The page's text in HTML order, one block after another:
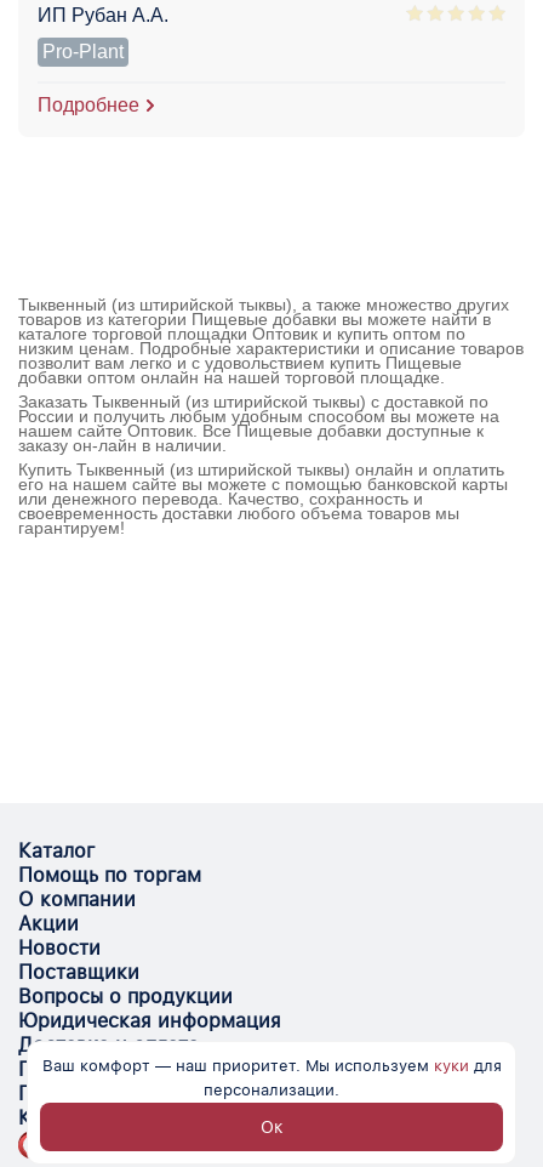
ИП Рубан А.А.
Pro-Plant
Подробнее
Тыквенный (из штирийской тыквы), а также множество других
товаров из категории Пищевые добавки вы можете найти в
каталоге торговой площадки Оптовик и купить оптом по
низким ценам. Подробные характеристики и описание товаров
позволит вам легко и с удовольствием купить Пищевые
добавки оптом онлайн на нашей торговой площадке.
Заказать Тыквенный (из штирийской тыквы) с доставкой по
России и получить любым удобным способом вы можете на
нашем сайте Оптовик. Все Пищевые добавки доступные к
заказу он-лайн в наличии.
Купить Тыквенный (из штирийской тыквы) онлайн и оплатить
его на нашем сайте вы можете с помощью банковской карты
или денежного перевода. Качество, сохранность и
своевременность доставки любого объема товаров мы
гарантируем!
Каталог
Помощь по торгам
О компании
Акции
Новости
Поставщики
Вопросы о продукции
Юридическая информация
Доставка и оплата
Поставщикам
Помощь
Контакты
Ваш комфорт — наш приоритет. Мы используем куки для
персонализации.
Ок